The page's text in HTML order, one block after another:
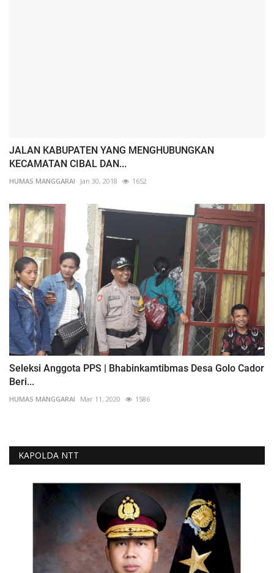
JALAN KABUPATEN YANG MENGHUBUNGKAN
KECAMATAN CIBAL DAN...
HUMAS MANGGARAI Jan 30, 2018 1652
Seleksi Anggota PPS | Bhabinkamtibmas Desa Golo Cador
Beri...
HUMAS MANGGARAI Mar 11, 2020 1586
KAPOLDA NTT